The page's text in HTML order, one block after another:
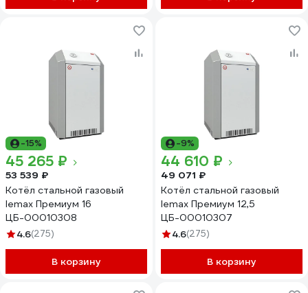
-15%
45 265 ₽
53 539 ₽
Котёл стальной газовый
lemax Премиум 16
ЦБ-00010308
4.6(275)
В корзину
-9%
44 610 ₽
49 071 ₽
Котёл стальной газовый
lemax Премиум 12,5
ЦБ-00010307
4.6(275)
В корзину